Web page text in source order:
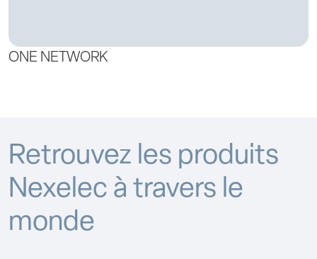
ONE NETWORK
Retrouvez les produits
Nexelec à travers le
monde